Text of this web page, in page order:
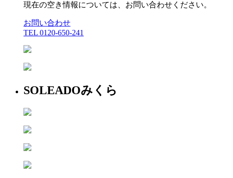
現在の空き情報については、お問い合わせください。
お問い合わせ
TEL 0120-650-241
SOLEADOみくら